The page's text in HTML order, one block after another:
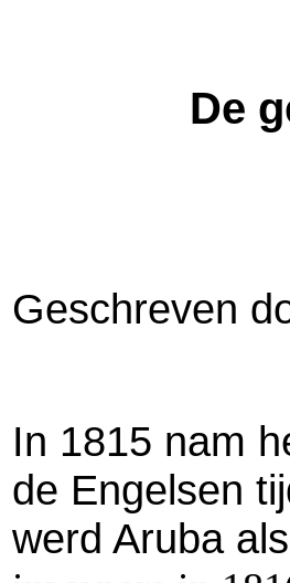
De
Geschreven
In 1815 nam
de Engelsen
werd Aruba